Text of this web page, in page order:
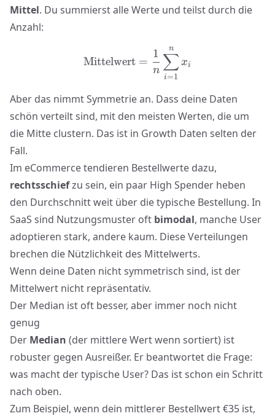
Mittel. Du summierst alle Werte und teilst durch die
Anzahl:
\text{Mittelwert} =
Mittelwert =
n
1
i=1
∑
n
xi
Aber das nimmt Symmetrie an. Dass deine Daten
schön verteilt sind, mit den meisten Werten, die um
die Mitte clustern. Das ist in Growth Daten selten der
Fall.
Im eCommerce tendieren Bestellwerte dazu,
rechtsschiefzu sein, ein paar High Spender heben
den Durchschnitt weit über die typische Bestellung. In
SaaS sind Nutzungsmuster oft bimodal, manche User
adoptieren stark, andere kaum. Diese Verteilungen
brechen die Nützlichkeit des Mittelwerts.
Wenn deine Daten nicht symmetrisch sind, ist der
Mittelwert nicht repräsentativ.
Der Median ist oft besser, aber immer noch nicht
genug
Der Median (der mittlere Wert wenn sortiert) ist
robuster gegen Ausreißer. Er beantwortet die Frage:
was macht der typische User? Das ist schon ein Schritt
nach oben.
Zum Beispiel, wenn dein mittlerer Bestellwert €35 ist,